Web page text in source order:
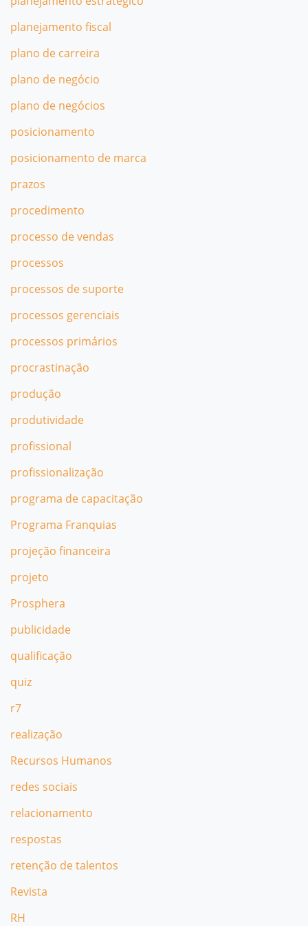
planejamento fiscal
plano de carreira
plano de negócio
plano de negócios
posicionamento
posicionamento de marca
prazos
procedimento
processo de vendas
processos
processos de suporte
processos gerenciais
processos primários
procrastinação
produção
produtividade
profissional
profissionalização
programa de capacitação
Programa Franquias
projeção financeira
projeto
Prosphera
publicidade
qualificação
quiz
r7
realização
Recursos Humanos
redes sociais
relacionamento
respostas
retenção de talentos
Revista
RH